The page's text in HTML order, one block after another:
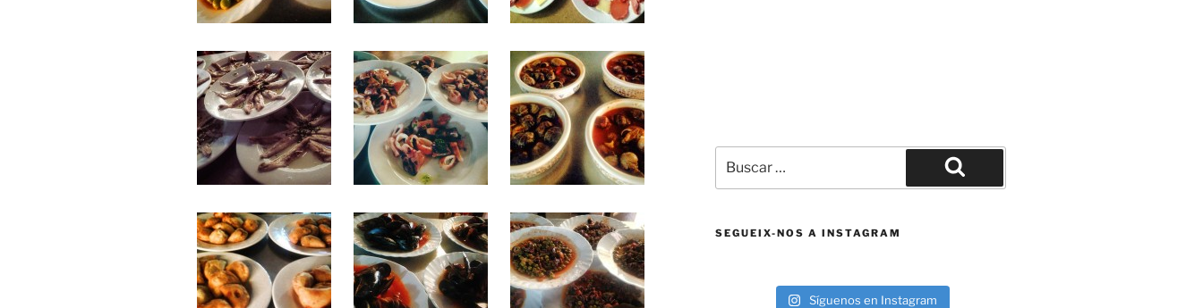
por:
Buscar
SEGUEIX-NOS A INSTAGRAM
Síguenos en Instagram